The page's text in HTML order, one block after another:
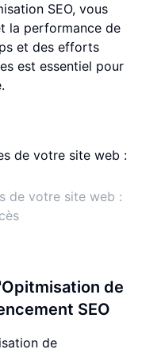
SEO, vous
la performance de
et des efforts
est essentiel pour
de votre site web :
de
SEO
de